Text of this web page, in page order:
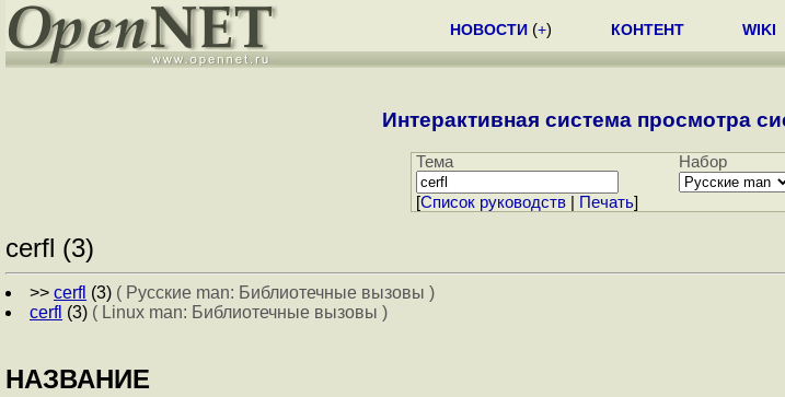
НОВОСТИ (+) КОНТЕНТ WIKI
Интерактивная система просмотра
Тема Набор
[Cписок руководств| Печать]
cerfl (3)
>> cerfl (3) ( Русские man: Библиотечные вызовы )
cerfl (3) ( Linux man: Библиотечные вызовы )
НАЗВАНИЕ